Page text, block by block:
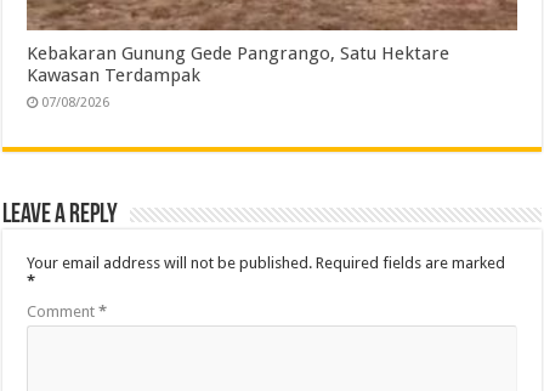
Kebakaran Gunung Gede Pangrango, Satu Hektare
Kawasan Terdampak
07/08/2026
Leave a Reply
Your email address will not be published. Required fields are marked
*
Comment*